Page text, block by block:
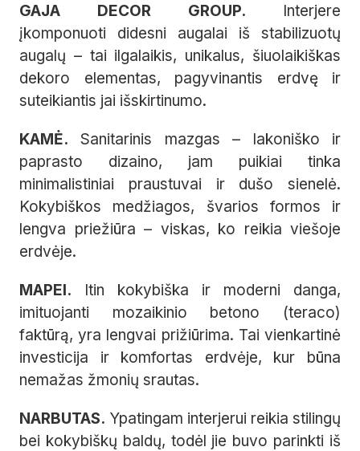
GAJA DECOR GROUP. Interjere
įkomponuoti didesni augalai iš stabilizuotų
augalų – tai ilgalaikis, unikalus, šiuolaikiškas
dekoro elementas, pagyvinantis erdvę ir
suteikiantis jai išskirtinumo.
KAMĖ. Sanitarinis mazgas – lakoniško ir
paprasto dizaino, jam puikiai tinka
minimalistiniai praustuvai ir dušo sienelė.
Kokybiškos medžiagos, švarios formos ir
lengva priežiūra – viskas, ko reikia viešoje
erdvėje.
MAPEI. Itin kokybiška ir moderni danga,
imituojanti mozaikinio betono (teraco)
faktūrą, yra lengvai prižiūrima. Tai vienkartinė
investicija ir komfortas erdvėje, kur būna
nemažas žmonių srautas.
NARBUTAS. Ypatingam interjerui reikia stilingų
bei kokybiškų baldų, todėl jie buvo parinkti iš